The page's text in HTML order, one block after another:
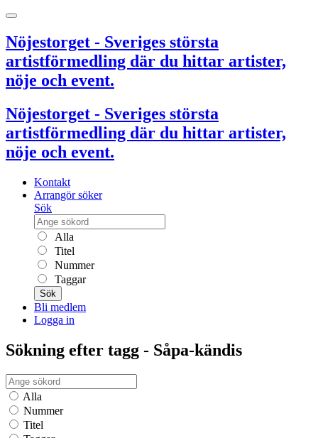
Nöjestorget - Sveriges största
artistförmedling där du hittar artister,
nöje och event.
Nöjestorget - Sveriges största
artistförmedling där du hittar artister,
nöje och event.
Kontakt
Arrangör söker
Sök
Alla
Titel
Nummer
Taggar
Sök
Bli medlem
Logga in
Sökning efter tagg - Såpa-kändis
Alla
Nummer
Titel